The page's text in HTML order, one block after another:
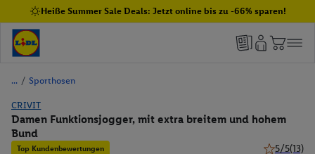
Heiße Summer Sale Deals: Jetzt online bis zu -66% sparen!
/ Sporthosen
CRIVIT
Damen Funktionsjogger, mit extra breitem und hohem
Bund
Top Kundenbewertungen 5/5(13)